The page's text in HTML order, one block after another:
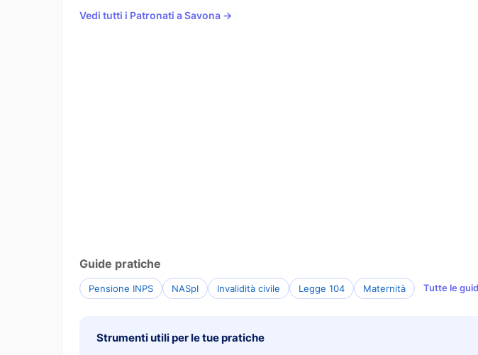
Vedi tutti i Patronati a Savona →
Guide pratiche
Pensione INPS NASpI Invalidità civile Legge 104 Maternità Tutte le
Strumenti utili per le tue pratiche